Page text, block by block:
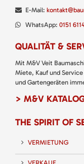
E-Mail:
WhatsApp: 0151
QUALITÄT &
Mit M&V Veit
Miete, Kauf und
und Gartengeräten
> M&V
THE SPIRIT OF
VERMIETUNG